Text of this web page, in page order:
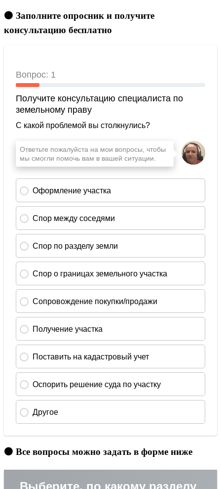
🟠 Заполните опросник и получите
консультацию бесплатно
🟠 Все вопросы можно задать в форме ниже